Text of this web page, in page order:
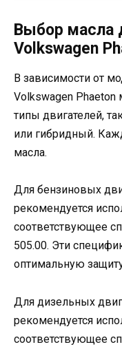
Выбор масла
Volkswagen
В зависимости от
Volkswagen
типы двигателей,
или гибридный.
масла.
Для бензиновых
рекомендуется
соответствующее
505.00. Эти
оптимальную
Для дизельных
рекомендуется
соответствующее